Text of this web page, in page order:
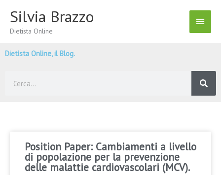
contenuto
Silvia Brazzo
Dietista Online
Menu
Dietista Online, il Blog.
Position Paper: Cambiamenti a livello
di popolazione per la prevenzione
delle malattie cardiovascolari (MCV).